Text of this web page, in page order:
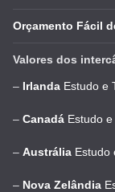
Orçamento Fácil
Valores dos
– Irlanda Estudo e
– Canadá Estudo
– Austrália Estudo
– Nova Zelândia